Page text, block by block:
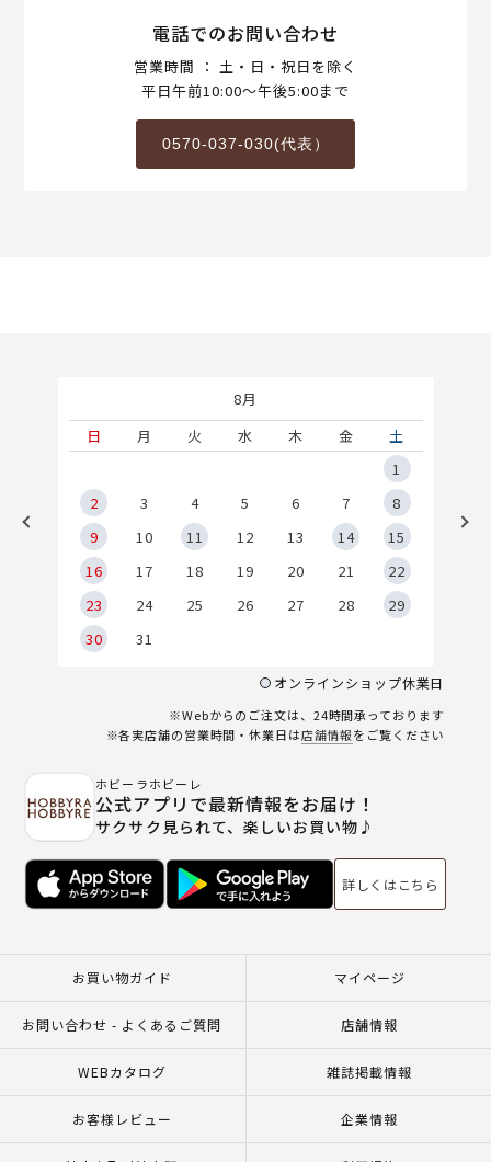
電話でのお問い合わせ
営業時間 ： 土・日・祝日を除く
平日午前10:00～午後5:00まで
0570-037-030(代表）
8月
日
月 火 水 木 金
土
1
2
3 4 5 6 7
8
9
10 11 12 13 14
15
16
17 18 19 20 21
22
23
24 25 26 27 28
29
30
31
オンラインショップ休業日
※Webからのご注文は、24時間承っております
※各実店舗の営業時間・休業日は店舗情報をご覧ください
ホビーラホビーレ
公式アプリで最新情報をお届け！
サクサク見られて、楽しいお買い物♪
詳しくはこちら
お買い物ガイド マイページ
お問い合わせ - よくあるご質問 店舗情報
WEBカタログ 雑誌掲載情報
お客様レビュー 企業情報